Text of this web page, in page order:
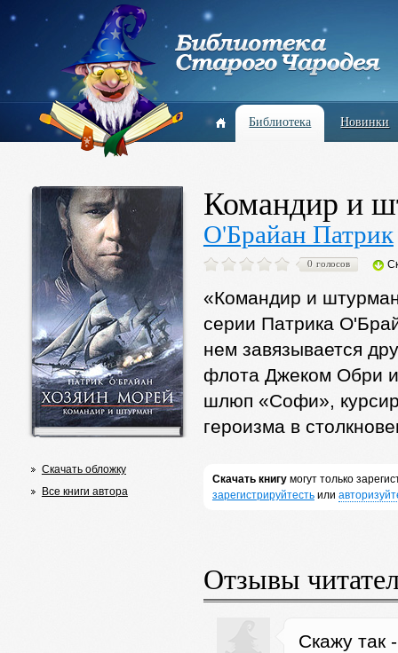
Библиотека Новинки
Скачать обложку
Все книги автора
Командир и
О'Брайан Патрик
0 голосов
«Командир и
серии Патрика
нем завязывается
флота Джеком Обри
шлюп «Софи»,
героизма в
Скачать книгумогут только
зарегистрируйтестьили
Отзывы
Скажу так